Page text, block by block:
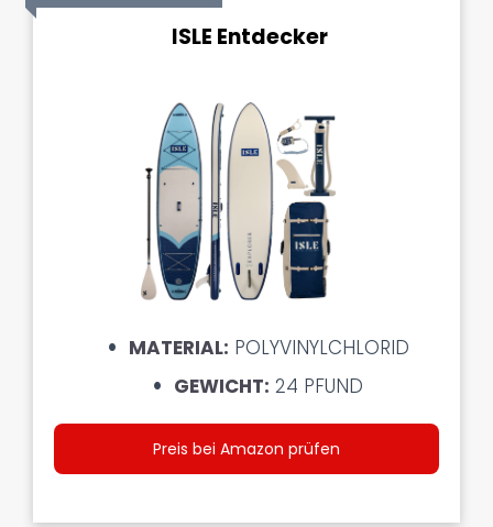
ISLE Entdecker
MATERIAL: POLYVINYLCHLORID
GEWICHT: 24 PFUND
Preis bei Amazon prüfen